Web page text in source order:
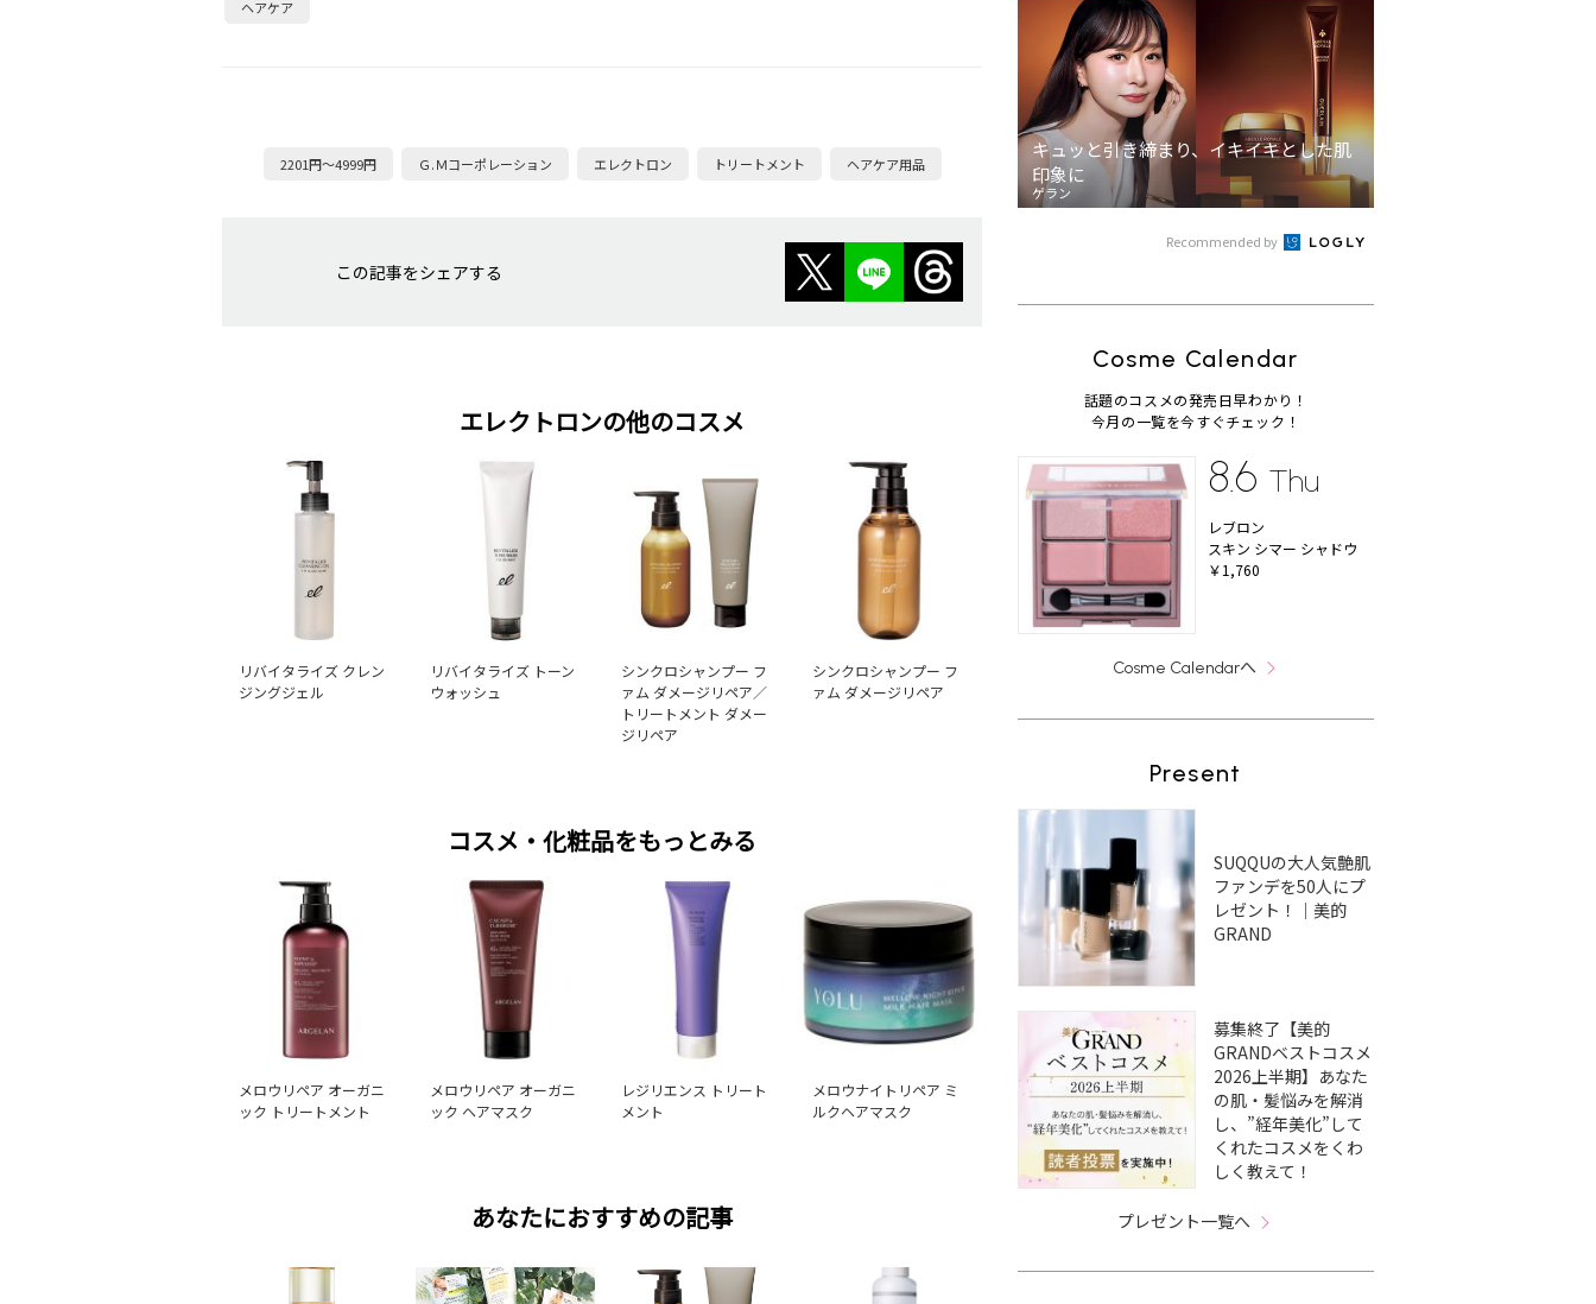
ヘアケア
2201円～4999円 Ｇ.Ｍコーポレーション エレクトロン トリートメント ヘアケア用品
この記事をシェアする
エレクトロンの他のコスメ
リバイタライズ クレン
ジングジェル
リバイタライズ トーン
ウォッシュ
シンクロシャンプー フ
ァム ダメージリペア／
トリートメント ダメー
ジリペア
シンクロシャンプー フ
ァム ダメージリペア
コスメ・化粧品をもっとみる
メロウリペア オーガニ
ック トリートメント
メロウリペア オーガニ
ック ヘアマスク
レジリエンス トリート
メント
メロウナイトリペア ミ
ルクヘアマスク
あなたにおすすめの記事
キュッと引き締まり、イキイキとした肌
印象に
ゲラン
Recommended by
Cosme Calendar
話題のコスメの発売日早わかり！
今月の一覧を今すぐチェック！
8.6 Thu
レブロン
スキン シマー シャドウ
￥1,760
Cosme Calendarへ
Present
SUQQUの大人気艶肌
ファンデを50人にプ
レゼント！｜美的
GRAND
募集終了【美的
GRANDベストコスメ
2026上半期】あなた
の肌・髪悩みを解消
し、”経年美化”して
くれたコスメをくわ
しく教えて！
プレゼント一覧へ